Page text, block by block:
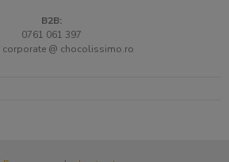
B2B:
0761 061 397
corporate @ chocolissimo.ro